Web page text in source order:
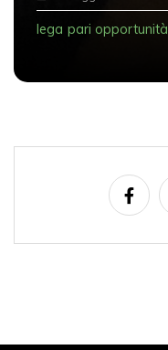
lega pari opportunità